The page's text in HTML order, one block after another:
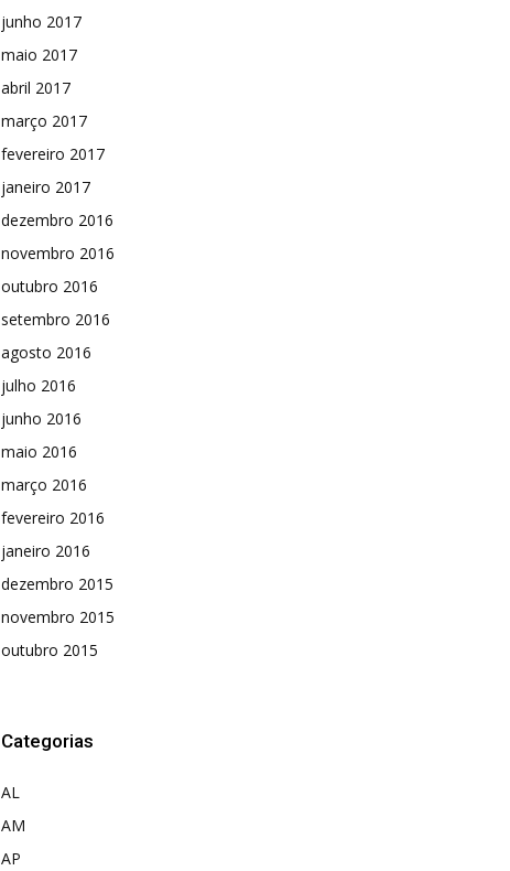
junho 2017
maio 2017
abril 2017
março 2017
fevereiro 2017
janeiro 2017
dezembro 2016
novembro 2016
outubro 2016
setembro 2016
agosto 2016
julho 2016
junho 2016
maio 2016
março 2016
fevereiro 2016
janeiro 2016
dezembro 2015
novembro 2015
outubro 2015
Categorias
AL
AM
AP